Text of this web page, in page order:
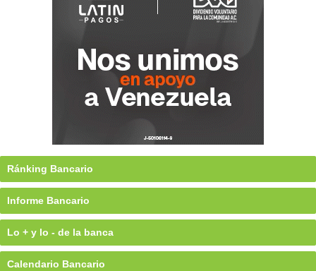
Ránking Bancario
Informe Bancario
Lo + y lo - de la banca
Calendario Bancario